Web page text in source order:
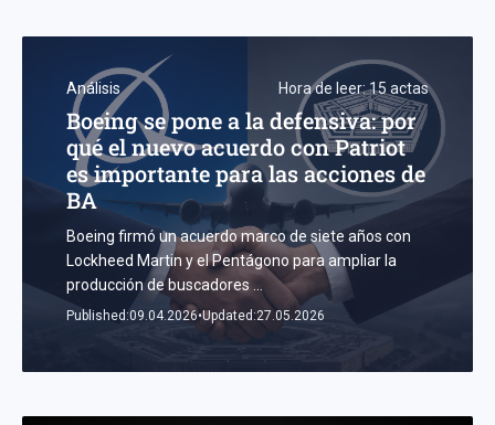
Análisis Hora de leer:15 actas
Boeing se pone a la defensiva: por
qué el nuevo acuerdo con Patriot
es importante para las acciones de
BA
Boeing firmó un acuerdo marco de siete años con
Lockheed Martin y el Pentágono para ampliar la
producción de buscadores ...
Published:09.04.2026•Updated:27.05.2026